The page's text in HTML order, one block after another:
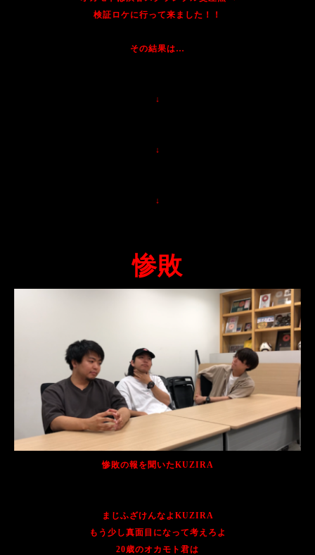
検証ロケに行って来ました！！
その結果は…
↓
↓
↓
惨敗
惨敗の報を聞いたKUZIRA
まじふざけんなよKUZIRA
もう少し真面目になって考えろよ
20歳のオカモト君は